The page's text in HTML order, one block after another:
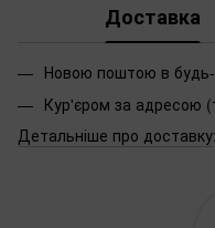
Доставка
Новою поштою в будь-
Кур'єром за адресою
Детальніше про доставку: